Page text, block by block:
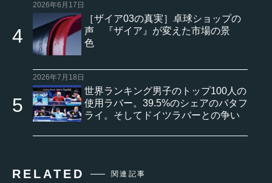
2026年6月17日
［ザイア03の真実］卓球ショップの
声 『ザイア』が変えた市場の景
色
2026年7月18日
世界ランキング男子のトップ100人の
使用ラバー。39.5%のシェアのバタフ
ライ。そしてドイツラバーとの争い
RELATED 関連記事